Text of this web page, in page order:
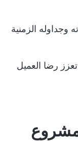
وجداوله الزمنية
رضا العميل
مشروع